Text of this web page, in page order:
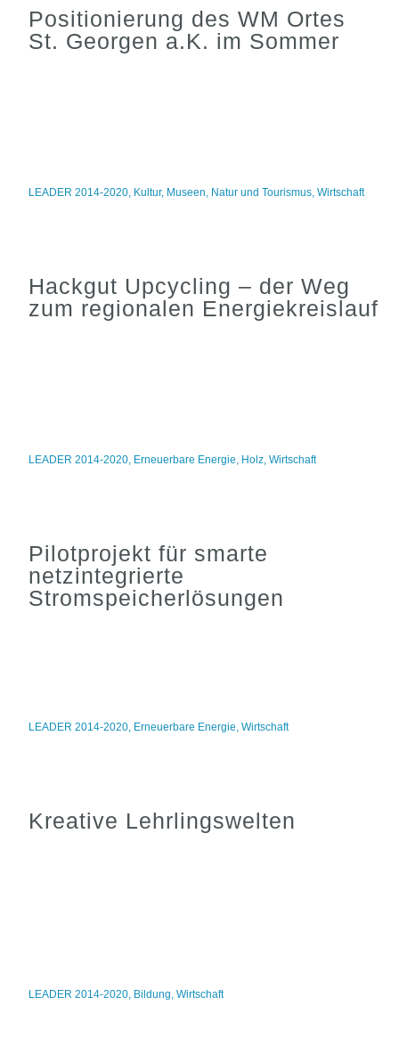
Positionierung des WM Ortes
St. Georgen a.K. im Sommer
LEADER 2014-2020, Kultur, Museen, Natur und Tourismus,Wirtschaft
Hackgut Upcycling – der Weg
zum regionalen Energiekreislauf
LEADER 2014-2020, Erneuerbare Energie, Holz,Wirtschaft
Pilotprojekt für smarte
netzintegrierte
Stromspeicherlösungen
LEADER 2014-2020, Erneuerbare Energie,Wirtschaft
Kreative Lehrlingswelten
LEADER 2014-2020, Bildung,Wirtschaft